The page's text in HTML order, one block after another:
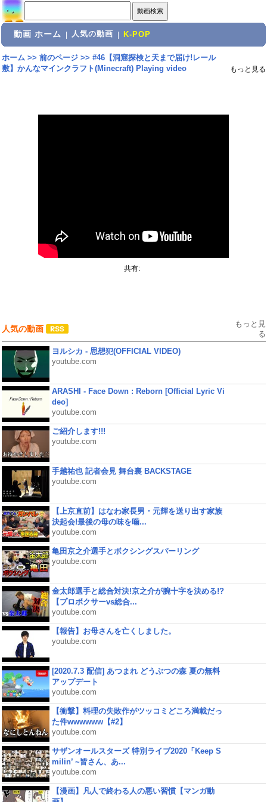
動画 ホーム 人気の動画 K-POP
ホーム>> 前のページ>> #46【洞窟探検と天まで届け!レール
敷】かんなマインクラフト(Minecraft) Playing video
もっと見る
共有:
人気の動画
もっと見
る
ヨルシカ - 思想犯(OFFICIAL VIDEO)
youtube.com
ARASHI - Face Down : Reborn [Official Lyric Vi
deo]
youtube.com
ご紹介します!!!
youtube.com
手越祐也 記者会見 舞台裏 BACKSTAGE
youtube.com
【上京直前】はなわ家長男・元輝を送り出す家族
決起会!最後の母の味を噛...
youtube.com
亀田京之介選手とボクシングスパーリング
youtube.com
金太郎選手と総合対決!京之介が腕十字を決める!?
【プロボクサーvs総合...
youtube.com
【報告】お母さんを亡くしました。
youtube.com
[2020.7.3 配信] あつまれ どうぶつの森 夏の無料
アップデート
youtube.com
【衝撃】料理の失敗作がツッコミどころ満載だっ
た件wwwwww【#2】
youtube.com
サザンオールスターズ 特別ライブ2020「Keep S
milin’ ~皆さん、あ...
youtube.com
【漫画】凡人で終わる人の悪い習慣【マンガ動